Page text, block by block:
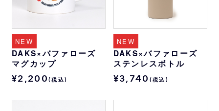
NEW
DAKS×バファローズ
マグカップ
¥2,200 (税込)
NEW
DAKS×バファローズ
ステンレスボトル
¥3,740 (税込)